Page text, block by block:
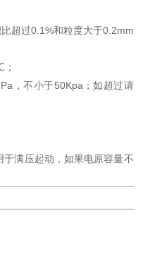
超过0.1%和粒度大于0.2mm
，不小于50Kpa；如超过请
满压起动，如果电原容量不